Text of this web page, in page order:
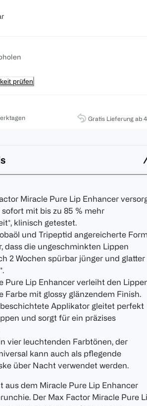
prüfen
Gratis Lieferung ab
Miracle Pure Lip Enhancer
mit bis zu 85 % mehr
klinisch getestet.
und Tripeptid angereicherte
dass die ungeschminkten Lippen
2 Wochen spürbar jünger und glatter
Pure Lip Enhancer verleiht den
Farbe mit glossy glänzendem Finish.
Applikator gleitet perfekt
und sorgt für ein präzises
vier leuchtenden Farbtönen, der
kann auch als pflegende
über Nacht verwendet werden.
aus dem Miracle Pure Lip Enhancer
Der Max Factor Miracle Pure